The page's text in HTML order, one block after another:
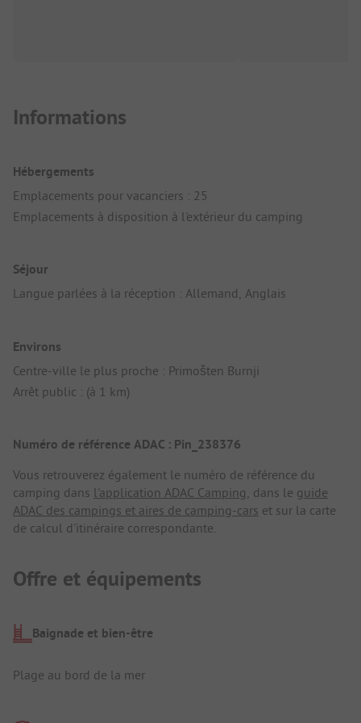
Informations
Hébergements
Emplacements pour vacanciers : 25
Emplacements à disposition à l'extérieur du camping
Séjour
Langue parlées à la réception : Allemand, Anglais
Environs
Centre-ville le plus proche : Primošten Burnji
Arrêt public : (à 1 km)
Numéro de référence ADAC : Pin_238376
Vous retrouverez également le numéro de référence du
camping dans l'application ADAC Camping , dans le guide
ADAC des campings et aires de camping-cars et sur la carte
de calcul d'itinéraire correspondante.
Offre et équipements
Baignade et bien-être
Plage au bord de la mer